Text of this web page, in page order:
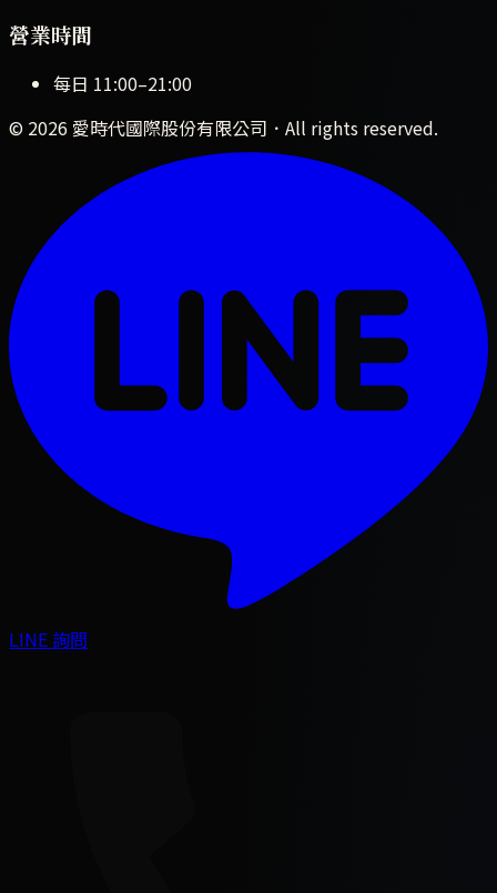
營業時間
每日 11:00–21:00
© 2026 愛時代國際股份有限公司 ．All rights reserved.
LINE 詢問